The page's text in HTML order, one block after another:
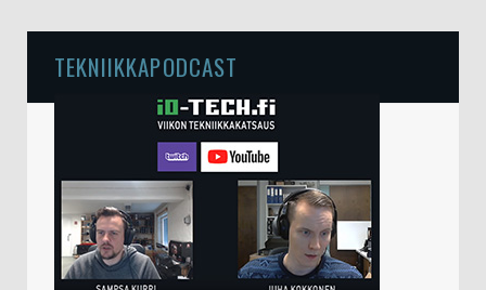
TEKNIIKKAPODCAST